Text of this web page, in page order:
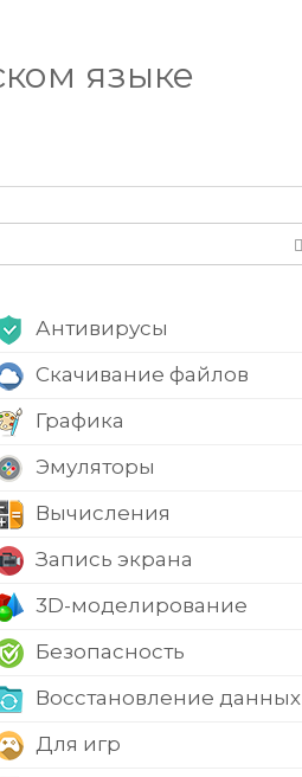
языке
Антивирусы
Скачивание файлов
Графика
Эмуляторы
Вычисления
Запись экрана
3D-моделирование
Безопасность
Восстановление данных
Для игр